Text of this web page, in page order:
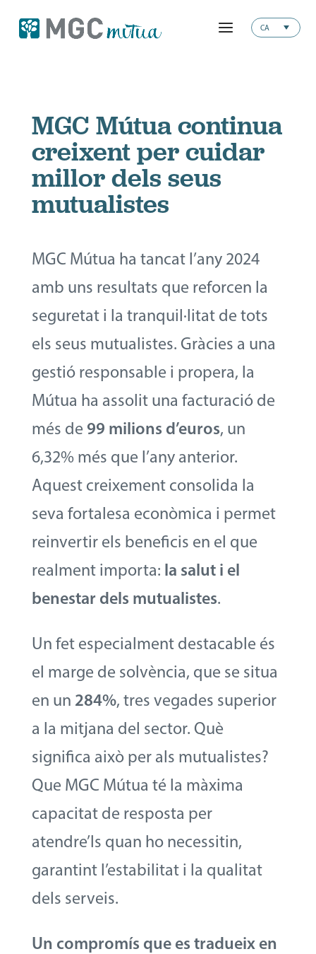
CA
MGC Mútua continua
creixent per cuidar
millor dels seus
mutualistes
MGC Mútua ha tancat l’any 2024
amb uns resultats que reforcen la
seguretat i la tranquil·litat de tots
els seus mutualistes. Gràcies a una
gestió responsable i propera, la
Mútua ha assolit una facturació de
més de 99 milions d’euros, un
6,32% més que l’any anterior.
Aquest creixement consolida la
seva fortalesa econòmica i permet
reinvertir els beneficis en el que
realment importa: la salut i el
benestar dels mutualistes.
Un fet especialment destacable és
el marge de solvència, que se situa
en un 284%, tres vegades superior
a la mitjana del sector. Què
significa això per als mutualistes?
Que MGC Mútua té la màxima
capacitat de resposta per
atendre’ls quan ho necessitin,
garantint l’estabilitat i la qualitat
dels serveis.
Un compromís que es tradueix en